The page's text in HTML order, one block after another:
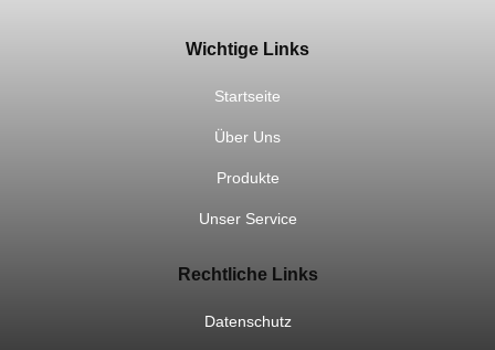
Wichtige Links
Startseite
Über Uns
Produkte
Unser Service
Rechtliche Links
Datenschutz